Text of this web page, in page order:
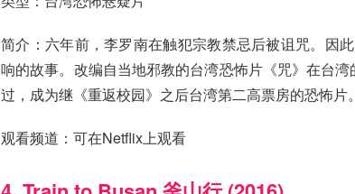
简介：六年前，李罗南在触犯宗教禁忌后被诅咒。因
响的故事。改编自当地邪教的台湾恐怖片《咒》在台
过，成为继《重返校园》之后台湾第二高票房的恐怖片。
观看频道：可在Netflix上观看